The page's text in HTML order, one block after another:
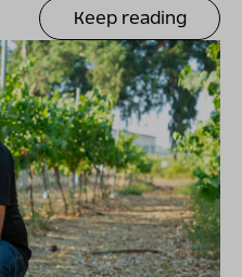
Keep reading